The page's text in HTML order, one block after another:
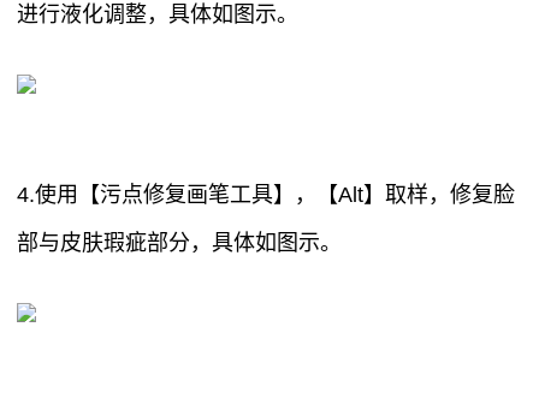
进行液化调整，具体如图示。
4.使用【污点修复画笔工具】，【Alt】取样，修复脸
部与皮肤瑕疵部分，具体如图示。